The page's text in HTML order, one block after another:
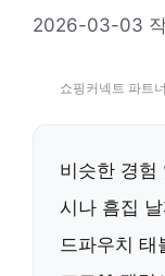
2026-03-03
쇼핑커넥트 파트
비슷한 경험
시나 흠집
드파우치 태